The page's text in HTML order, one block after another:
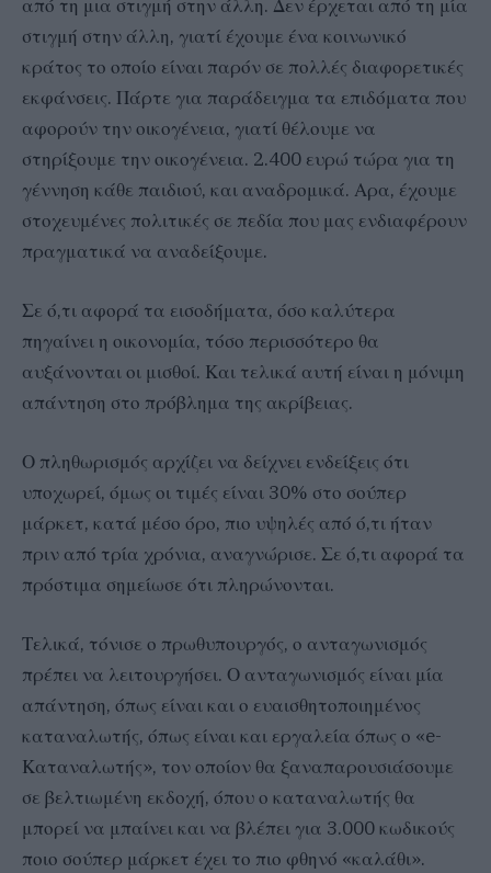
από τη μια στιγμή στην άλλη. Δεν έρχεται από τη μία
στιγμή στην άλλη, γιατί έχουμε ένα κοινωνικό
κράτος το οποίο είναι παρόν σε πολλές διαφορετικές
εκφάνσεις. Πάρτε για παράδειγμα τα επιδόματα που
αφορούν την οικογένεια, γιατί θέλουμε να
στηρίξουμε την οικογένεια. 2.400 ευρώ τώρα για τη
γέννηση κάθε παιδιού, και αναδρομικά. Αρα, έχουμε
στοχευμένες πολιτικές σε πεδία που μας ενδιαφέρουν
πραγματικά να αναδείξουμε.
Σε ό,τι αφορά τα εισοδήματα, όσο καλύτερα
πηγαίνει η οικονομία, τόσο περισσότερο θα
αυξάνονται οι μισθοί. Και τελικά αυτή είναι η μόνιμη
απάντηση στο πρόβλημα της ακρίβειας.
Ο πληθωρισμός αρχίζει να δείχνει ενδείξεις ότι
υποχωρεί, όμως οι τιμές είναι 30% στο σούπερ
μάρκετ, κατά μέσο όρο, πιο υψηλές από ό,τι ήταν
πριν από τρία χρόνια, αναγνώρισε. Σε ό,τι αφορά τα
πρόστιμα σημείωσε ότι πληρώνονται.
Τελικά, τόνισε ο πρωθυπουργός, ο ανταγωνισμός
πρέπει να λειτουργήσει. Ο ανταγωνισμός είναι μία
απάντηση, όπως είναι και ο ευαισθητοποιημένος
καταναλωτής, όπως είναι και εργαλεία όπως ο «e-
Καταναλωτής», τον οποίον θα ξαναπαρουσιάσουμε
σε βελτιωμένη εκδοχή, όπου ο καταναλωτής θα
μπορεί να μπαίνει και να βλέπει για 3.000 κωδικούς
ποιο σούπερ μάρκετ έχει το πιο φθηνό «καλάθι».